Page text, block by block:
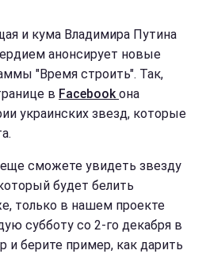
и кума Владимира Путина
анонсирует новые
"Время строить". Так,
в Facebookона
украинских звезд, которые
сможете увидеть звезду
будет белить
только в нашем проекте
субботу со 2-го декабря в
и берите пример, как дарить